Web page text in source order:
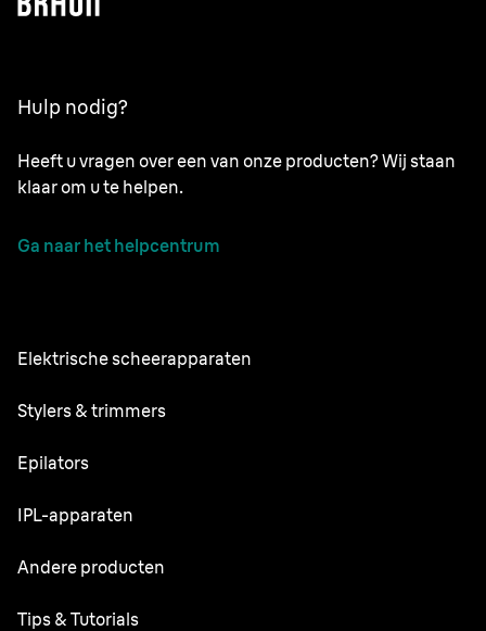
Hulp nodig?
Heeft u vragen over een van onze producten? Wij staan
klaar om u te helpen.
Ga naar het helpcentrum
Elektrische scheerapparaten
NEVO
Series 5
Stylers & trimmers
Baardtrimmer
Series X
Epilators
Silk·épil SkinSpa
Silk·épil 7
IPL-apparaten
Skin i·expert
Andere producten
FaceSpa
Tips & Tutorials